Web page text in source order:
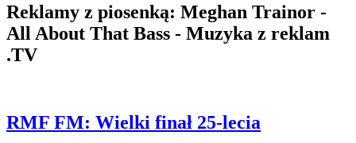
Reklamy z piosenką: Meghan Trainor -
All About That Bass - Muzyka z reklam
.TV
RMF FM: Wielki finał 25-lecia